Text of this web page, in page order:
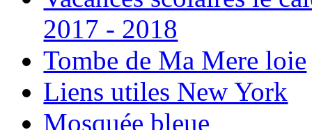
2017 - 2018
Tombe de Ma Mere loie
Liens utiles New York
Mosquée bleue